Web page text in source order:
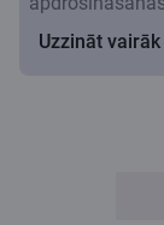
Uzzināt vairāk